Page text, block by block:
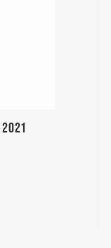
2021